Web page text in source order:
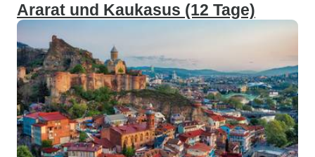
Ararat und Kaukasus (12 Tage)